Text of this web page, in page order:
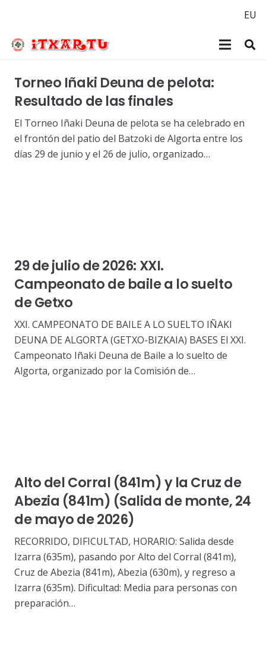
EU
Torneo Iñaki Deuna de pelota:
Resultado de las finales
El Torneo Iñaki Deuna de pelota se ha celebrado en
el frontón del patio del Batzoki de Algorta entre los
días 29 de junio y el 26 de julio, organizado…
29 de julio de 2026: XXI.
Campeonato de baile a lo suelto
de Getxo
XXI. CAMPEONATO DE BAILE A LO SUELTO IÑAKI
DEUNA DE ALGORTA (GETXO-BIZKAIA) BASES El XXI.
Campeonato Iñaki Deuna de Baile a lo suelto de
Algorta, organizado por la Comisión de…
Alto del Corral (841m) y la Cruz de
Abezia (841m) (Salida de monte, 24
de mayo de 2026)
RECORRIDO, DIFICULTAD, HORARIO: Salida desde
Izarra (635m), pasando por Alto del Corral (841m),
Cruz de Abezia (841m), Abezia (630m), y regreso a
Izarra (635m). Dificultad: Media para personas con
preparación…